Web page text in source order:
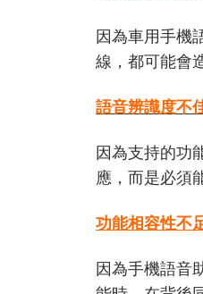
因為車用手機
線，都可能會
語音辨識度不
因為支持的功
應，而是必須
功能相容性不
因為手機語音